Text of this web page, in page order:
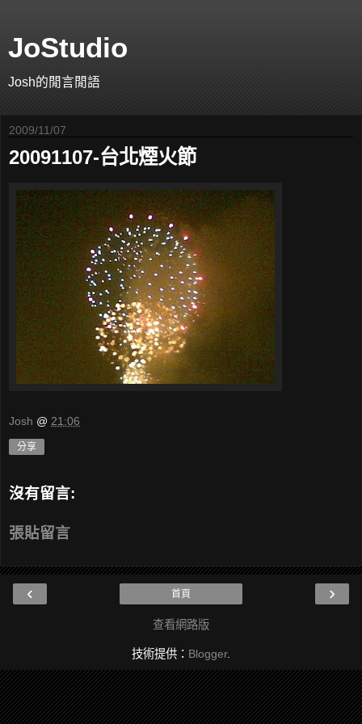
JoStudio
Josh的閒言閒語
2009/11/07
20091107-台北煙火節
Josh @ 21:06
分享
沒有留言:
張貼留言
‹ ›
首頁
查看網路版
技術提供： Blogger.